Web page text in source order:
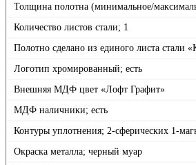
Толщина полотна (минимальное/
Количество листов стали; 1
Полотно сделано из единого листа
Логотип хромированный; есть
Внешняя МДФ цвет «Лофт Графит»
МДФ наличники; есть
Контуры уплотнения; 2-сферических 1-
Окраска металла; черный муар